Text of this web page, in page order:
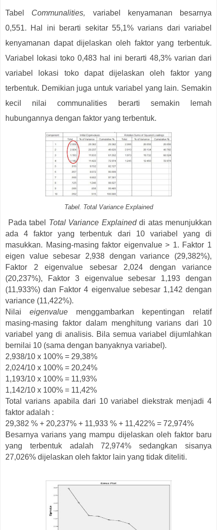
Tabel Communalities, variabel kenyamanan besarnya
0,551. Hal ini berarti sekitar 55,1% varians dari variabel
kenyamanan dapat dijelaskan oleh faktor yang terbentuk.
Variabel lokasi toko 0,483 hal ini berarti 48,3% varian dari
variabel lokasi toko dapat dijelaskan oleh faktor yang
terbentuk. Demikian juga untuk variabel yang lain. Semakin
kecil nilai communalities berarti semakin lemah
hubungannya dengan faktor yang terbentuk.
Tabel. Total Variance Explained
Pada tabel Total Variance Explained di atas menunjukkan
ada 4 faktor yang terbentuk dari 10 variabel yang di
masukkan. Masing-masing faktor eigenvalue > 1. Faktor 1
eigen value sebesar 2,938 dengan variance (29,382%),
Faktor 2 eigenvalue sebesar 2,024 dengan variance
(20,237%), Faktor 3 eigenvalue sebesar 1,193 dengan
(11,933%) dan Faktor 4 eigenvalue sebesar 1,142 dengan
variance (11,422%).
Nilai eigenvaluemenggambarkan kepentingan relatif
masing-masing faktor dalam menghitung varians dari 10
variabel yang di analisis. Bila semua variabel dijumlahkan
bernilai 10 (sama dengan banyaknya variabel).
2,938/10 x 100% = 29,38%
2,024/10 x 100% = 20,24%
1,193/10 x 100% = 11,93%
1,142/10 x 100% = 11,42%
Total varians apabila dari 10 variabel diekstrak menjadi 4
faktor adalah :
29,382 % + 20,237% + 11,933 % + 11,422% = 72,974%
Besarnya varians yang mampu dijelaskan oleh faktor baru
yang terbentuk adalah 72,974% sedangkan sisanya
27,026% dijelaskan oleh faktor lain yang tidak diteliti.